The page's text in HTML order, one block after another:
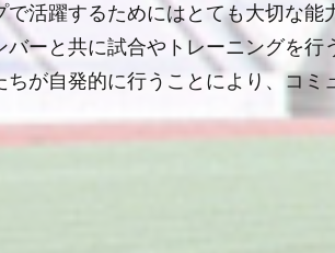
活躍するためにはとても大切な
ーと共に試合やトレーニングを行
が自発的に行うことにより、コミ